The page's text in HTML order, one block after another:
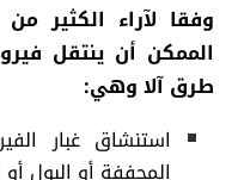
وفقا لآراء الكثير
الممكن أن ينتقل
طرق آلا وهي:
استنشاق غبار